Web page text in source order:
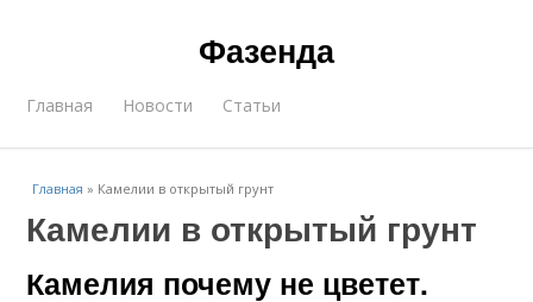
Фазенда
Главная Новости Статьи
Главная » Камелии в открытый грунт
Камелии в открытый грунт
Камелия почему не цветет.